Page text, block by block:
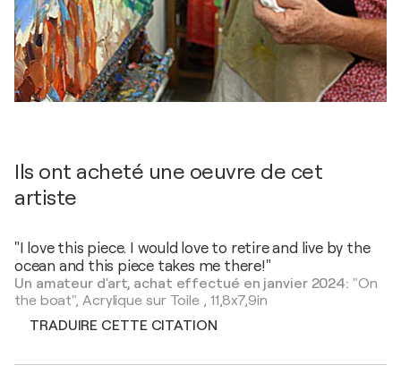
Ils ont acheté une oeuvre de cet
artiste
"I love this piece. I would love to retire and live by the
ocean and this piece takes me there!"
Un amateur d'art, achat effectué en janvier 2024: "On
the boat", Acrylique sur Toile , 11,8x7,9in
TRADUIRE CETTE CITATION